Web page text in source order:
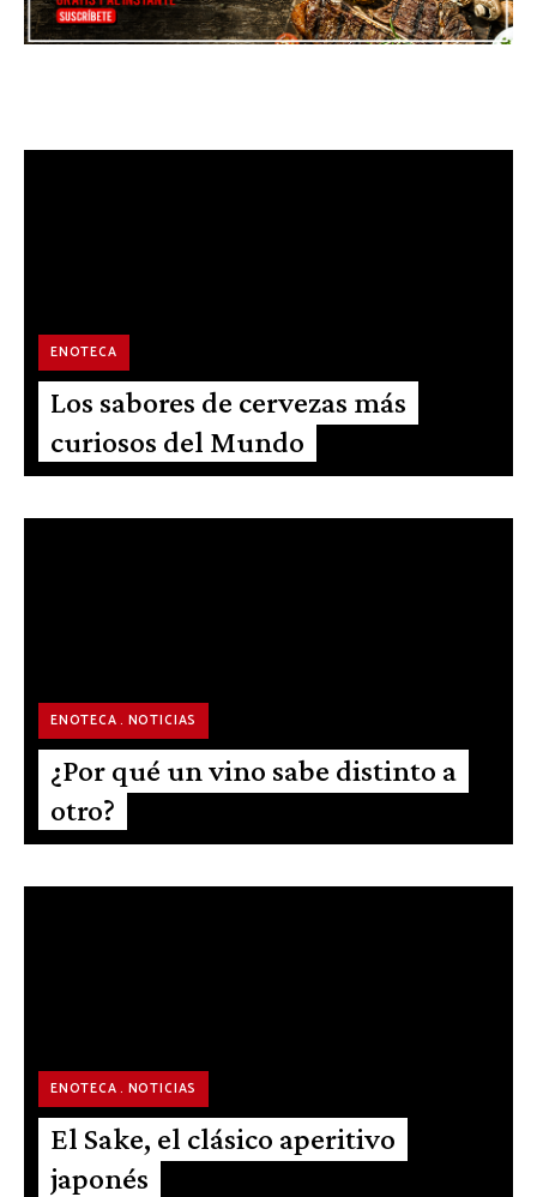
ENOTECA
Los sabores de cervezas más
curiosos del Mundo
ENOTECA NOTICIAS
¿Por qué un vino sabe distinto a
otro?
ENOTECA NOTICIAS
El Sake, el clásico aperitivo
japonés